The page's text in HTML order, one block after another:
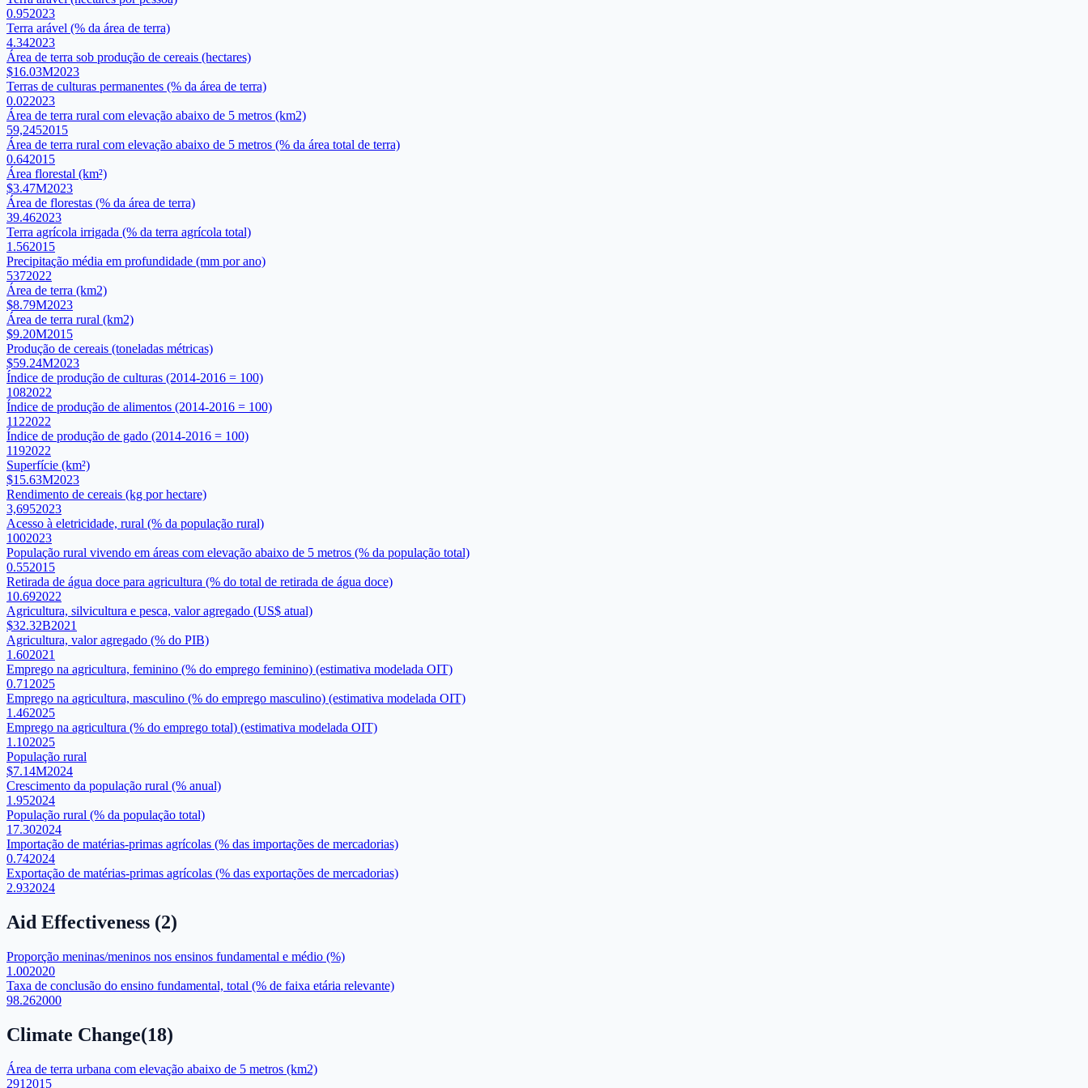
0.952023
Terra arável (% da área de terra)
4.342023
Área de terra sob produção de cereais (hectares)
$16.03M2023
Terras de culturas permanentes (% da área de terra)
0.022023
Área de terra rural com elevação abaixo de 5 metros (km2)
59,2452015
Área de terra rural com elevação abaixo de 5 metros (% da área total de terra)
0.642015
Área florestal (km²)
$3.47M2023
Área de florestas (% da área de terra)
39.462023
Terra agrícola irrigada (% da terra agrícola total)
1.562015
Precipitação média em profundidade (mm por ano)
5372022
Área de terra (km2)
$8.79M2023
Área de terra rural (km2)
$9.20M2015
Produção de cereais (toneladas métricas)
$59.24M2023
Índice de produção de culturas (2014-2016 = 100)
1082022
Índice de produção de alimentos (2014-2016 = 100)
1122022
Índice de produção de gado (2014-2016 = 100)
1192022
Superfície (km²)
$15.63M2023
Rendimento de cereais (kg por hectare)
3,6952023
Acesso à eletricidade, rural (% da população rural)
1002023
População rural vivendo em áreas com elevação abaixo de 5 metros (% da população total)
0.552015
Retirada de água doce para agricultura (% do total de retirada de água doce)
10.692022
Agricultura, silvicultura e pesca, valor agregado (US$ atual)
$32.32B2021
Agricultura, valor agregado (% do PIB)
1.602021
Emprego na agricultura, feminino (% do emprego feminino) (estimativa modelada OIT)
0.71 2025
Emprego na agricultura, masculino (% do emprego masculino) (estimativa modelada OIT)
1.462025
Emprego na agricultura (% do emprego total) (estimativa modelada OIT)
1.102025
População rural
$7.14M2024
Crescimento da população rural (% anual)
1.952024
População rural (% da população total)
17.302024
Importação de matérias-primas agrícolas (% das importações de mercadorias)
0.742024
Exportação de matérias-primas agrícolas (% das exportações de mercadorias)
2.932024
Aid Effectiveness (2)
Proporção meninas/meninos nos ensinos fundamental e médio (%)
1.002020
Taxa de conclusão do ensino fundamental, total (% de faixa etária relevante)
98.262000
Climate Change(18)
Área de terra urbana com elevação abaixo de 5 metros (km2)
291 2015